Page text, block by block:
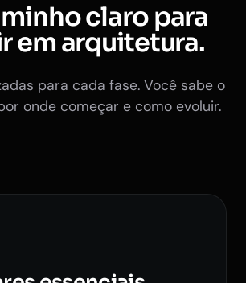
claro para
em arquitetura.
para cada fase. Você sabe o
onde começar e como evoluir.